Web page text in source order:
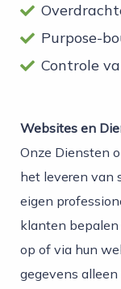
Purpose-
Controle
Websites en
Onze Diensten
het leveren van
eigen
klanten
op of via hun
gegevens